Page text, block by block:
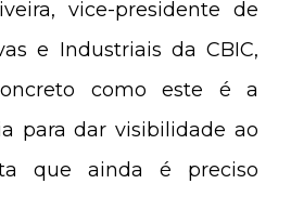
vice-presidente de
e Industriais da CBIC,
como este é a
para dar visibilidade ao
que ainda é preciso